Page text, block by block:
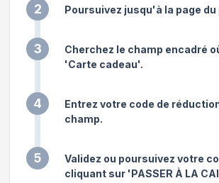
2 Poursuivez jusqu'à la page
3
Cherchez le champ encadré
'Carte cadeau'.
4
Entrez votre code de
champ.
5
Validez ou poursuivez votre
cliquant sur 'PASSER À LA